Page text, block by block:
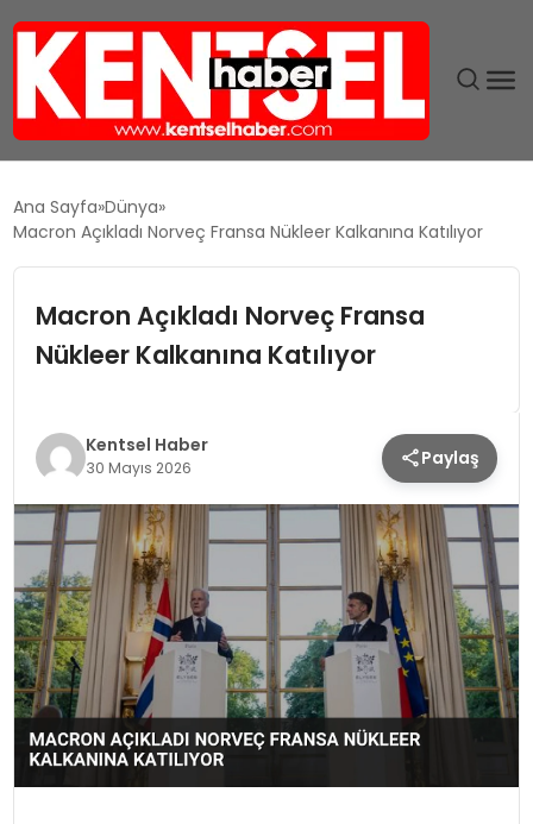
EKONOMI
TEKNOLOJI
MAGAZIN
KÜLTÜR & SANAT
SPOR
SAĞLIK
Ana Sayfa Dünya
Macron Açıkladı Norveç Fransa Nükleer Kalkanına Katılıyor
Macron Açıkladı Norveç Fransa
Nükleer Kalkanına Katılıyor
Kentsel Haber
30 Mayıs 2026 Paylaş